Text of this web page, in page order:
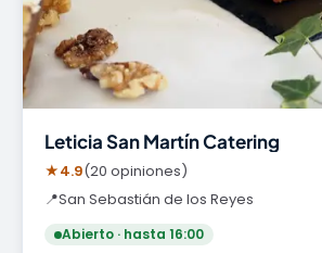
Leticia San Martín Catering
★4.9(20 opiniones)
📍San Sebastián de los Reyes
Abierto · hasta 16:00